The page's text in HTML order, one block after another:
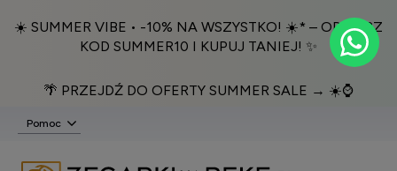
☀️ SUMMER VIBE • -10% NA WSZYSTKO! ☀️* – ODBIERZ
KOD SUMMER10 I KUPUJ TANIEJ! ✨
🌴 PRZEJDŹ DO OFERTY SUMMER SALE → ☀️⌚️
Pomoc